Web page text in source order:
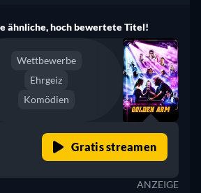
ähnliche, hoch bewertete Titel!
Wettbewerbe
Ehrgeiz
Komödien
Gratis streamen
ANZEIGE